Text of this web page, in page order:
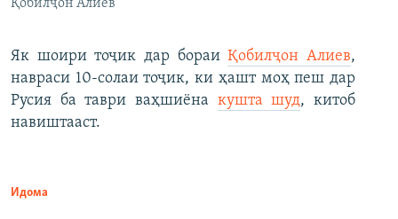
Қобилҷон Алиев
Як шоири тоҷик дар бораиҚобилҷон Алиев,
навраси 10-солаи тоҷик, ки ҳашт моҳ пеш дар
Русия ба таври ваҳшиёна кушта шуд, китоб
навиштааст.
Идома